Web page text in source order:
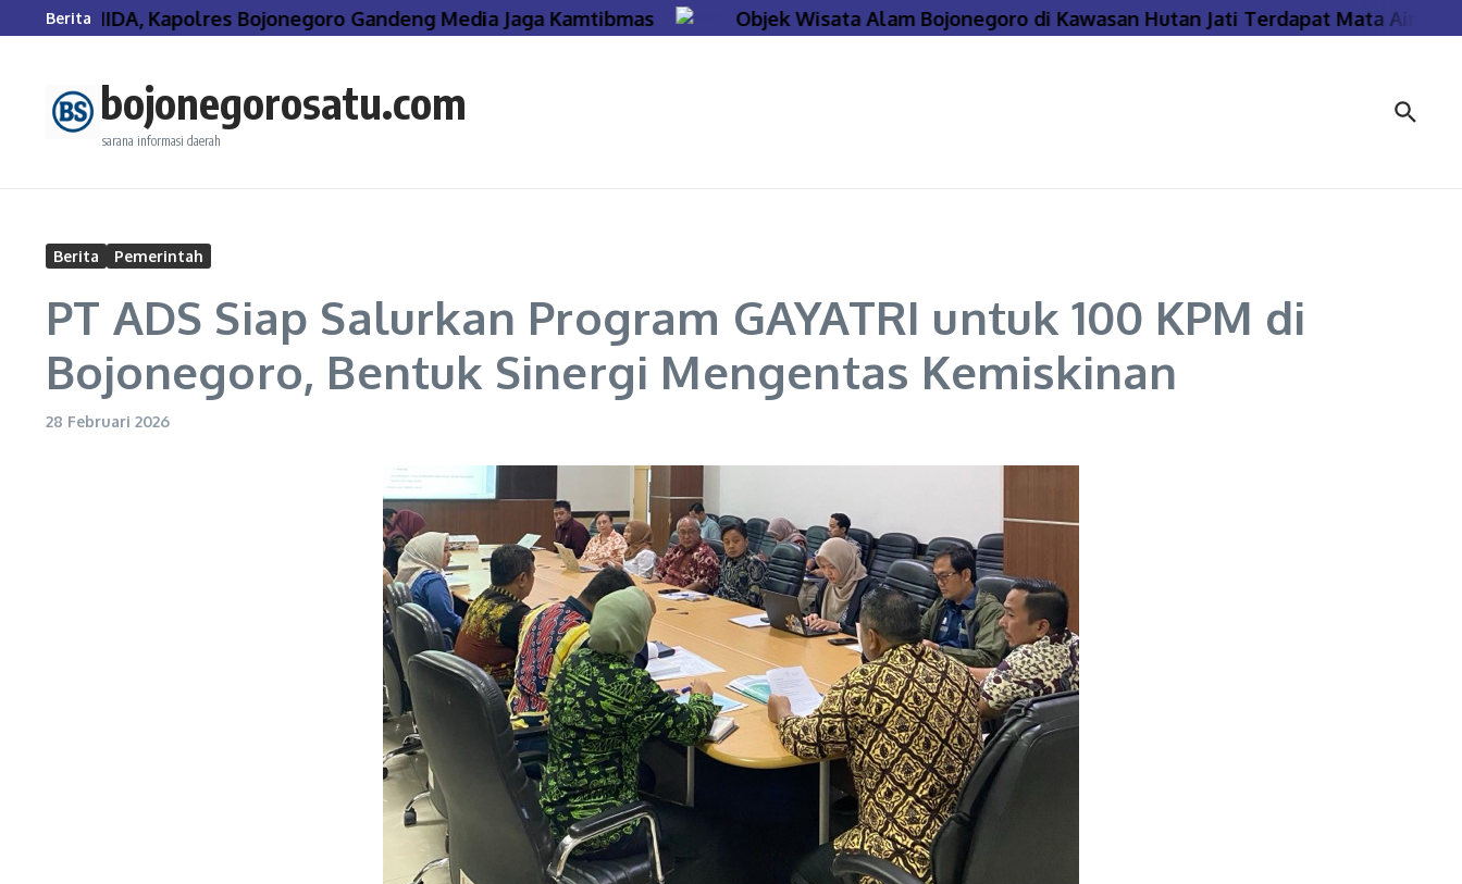
Lewati ke konten
Berita
PIRAMIDA, Kapolres Bojonegoro Gandeng Media Jaga Kamtibmas Objek Wisata Alam Bojonegoro di Kawasan Hutan Jati Terdapat Mata Air Panas
bojonegorosatu.com
sarana informasi daerah
Berita Pemerintah
PT ADS Siap Salurkan Program GAYATRI untuk 100 KPM di
Bojonegoro, Bentuk Sinergi Mengentas Kemiskinan
28 Februari 2026